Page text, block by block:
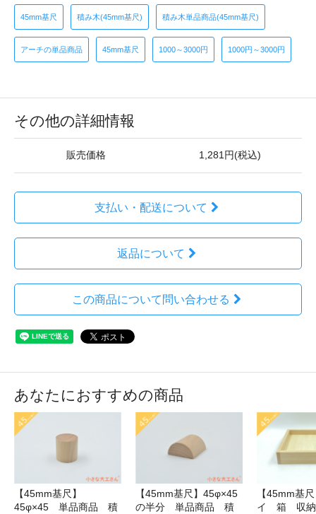
45mm基尺 積み木(45mm基尺) 積み木単品商品(45mm基尺)
アーチの単品商品 45mm基尺 1000～3000円 1000円～3000円
その他の詳細情報
販売価格 1,281円(税込)
支払い・配送について
返品について
この商品について問い合わせる
あなたにおすすめの商品
【45mm基尺】
45φ×45 単品商品 積
【45mm基尺】45φ×45
の半分 単品商品 積
【45mm基
イ 箱 収